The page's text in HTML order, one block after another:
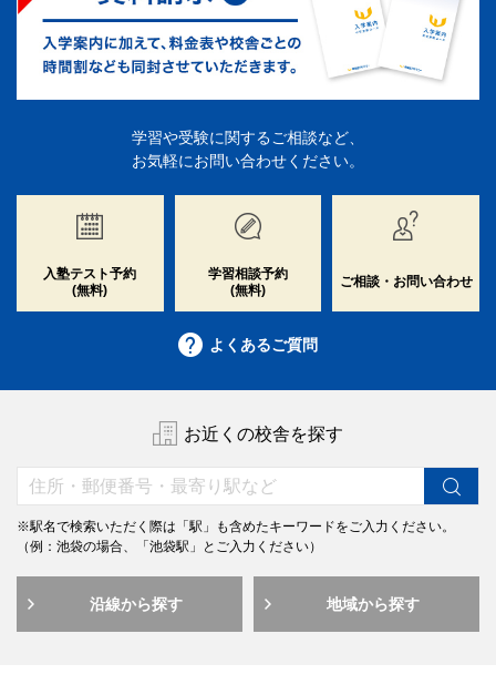
学習や受験に関するご相談など、
お気軽にお問い合わせください。
入塾テスト予約
(無料)
学習相談予約
(無料)
ご相談・お問い合わせ
よくあるご質問
お近くの校舎を探す
※駅名で検索いただく際は「駅」も含めたキーワードをご入力ください。
（例：池袋の場合、「池袋駅」とご入力ください）
沿線から探す 地域から探す